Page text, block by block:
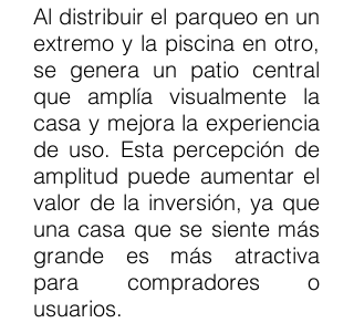
Al distribuir el parqueo en un
extremo y la piscina en otro,
se genera un patio central
que amplía visualmente la
casa y mejora la experiencia
de uso. Esta percepción de
amplitud puede aumentar el
valor de la inversión, ya que
una casa que se siente más
grande es más atractiva
para compradores o
usuarios.